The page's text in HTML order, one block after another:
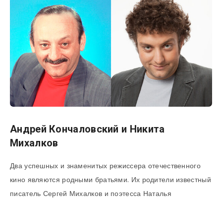
Андрей Кончаловский и Никита
Михалков
Два успешных и знаменитых режиссера отечественного
кино являются родными братьями. Их родители известный
писатель Сергей Михалков и поэтесса Наталья